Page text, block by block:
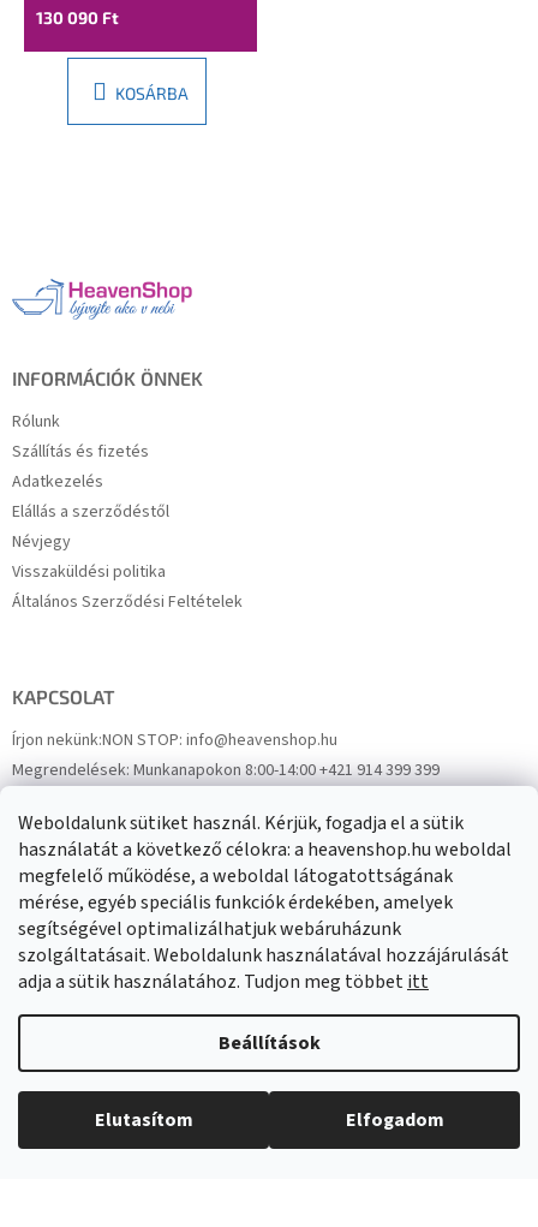
Weboldalunk sütiket használ. Kérjük, fogadja el a sütik
használatát a következő célokra: a heavenshop.hu weboldal
megfelelő működése, a weboldal látogatottságának
mérése, egyéb speciális funkciók érdekében, amelyek
segítségével optimalizálhatjuk webáruházunk
szolgáltatásait. Weboldalunk használatával hozzájárulását
adja a sütik használatához. Tudjon meg többetitt
Beállítások
Elutasítom Elfogadom
130 090 Ft
KOSÁRBA
INFORMÁCIÓK ÖNNEK
Rólunk
Szállítás és fizetés
Adatkezelés
Elállás a szerződéstől
Névjegy
Visszaküldési politika
Általános Szerződési Feltételek
KAPCSOLAT
Írjon nekünk:NON STOP: info@heavenshop.hu
Megrendelések:Munkanapokon 8:00-14:00 +421 914 399 399
FacebookHeavenShop.sk
Eredményeink